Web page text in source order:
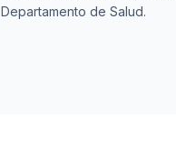
Departamento de Salud.